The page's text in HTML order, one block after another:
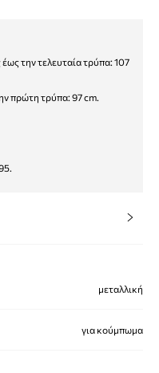
την τελευταία τρύπα: 107
πρώτη τρύπα: 97 cm.
μεταλλική
για κούμπωμα